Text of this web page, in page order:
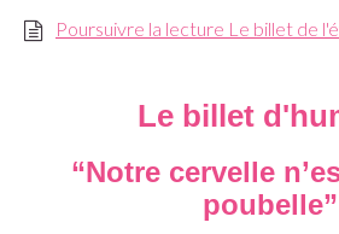
Poursuivre la lecture Le billet de
Le billet
“Notre cervelle
poubelle”